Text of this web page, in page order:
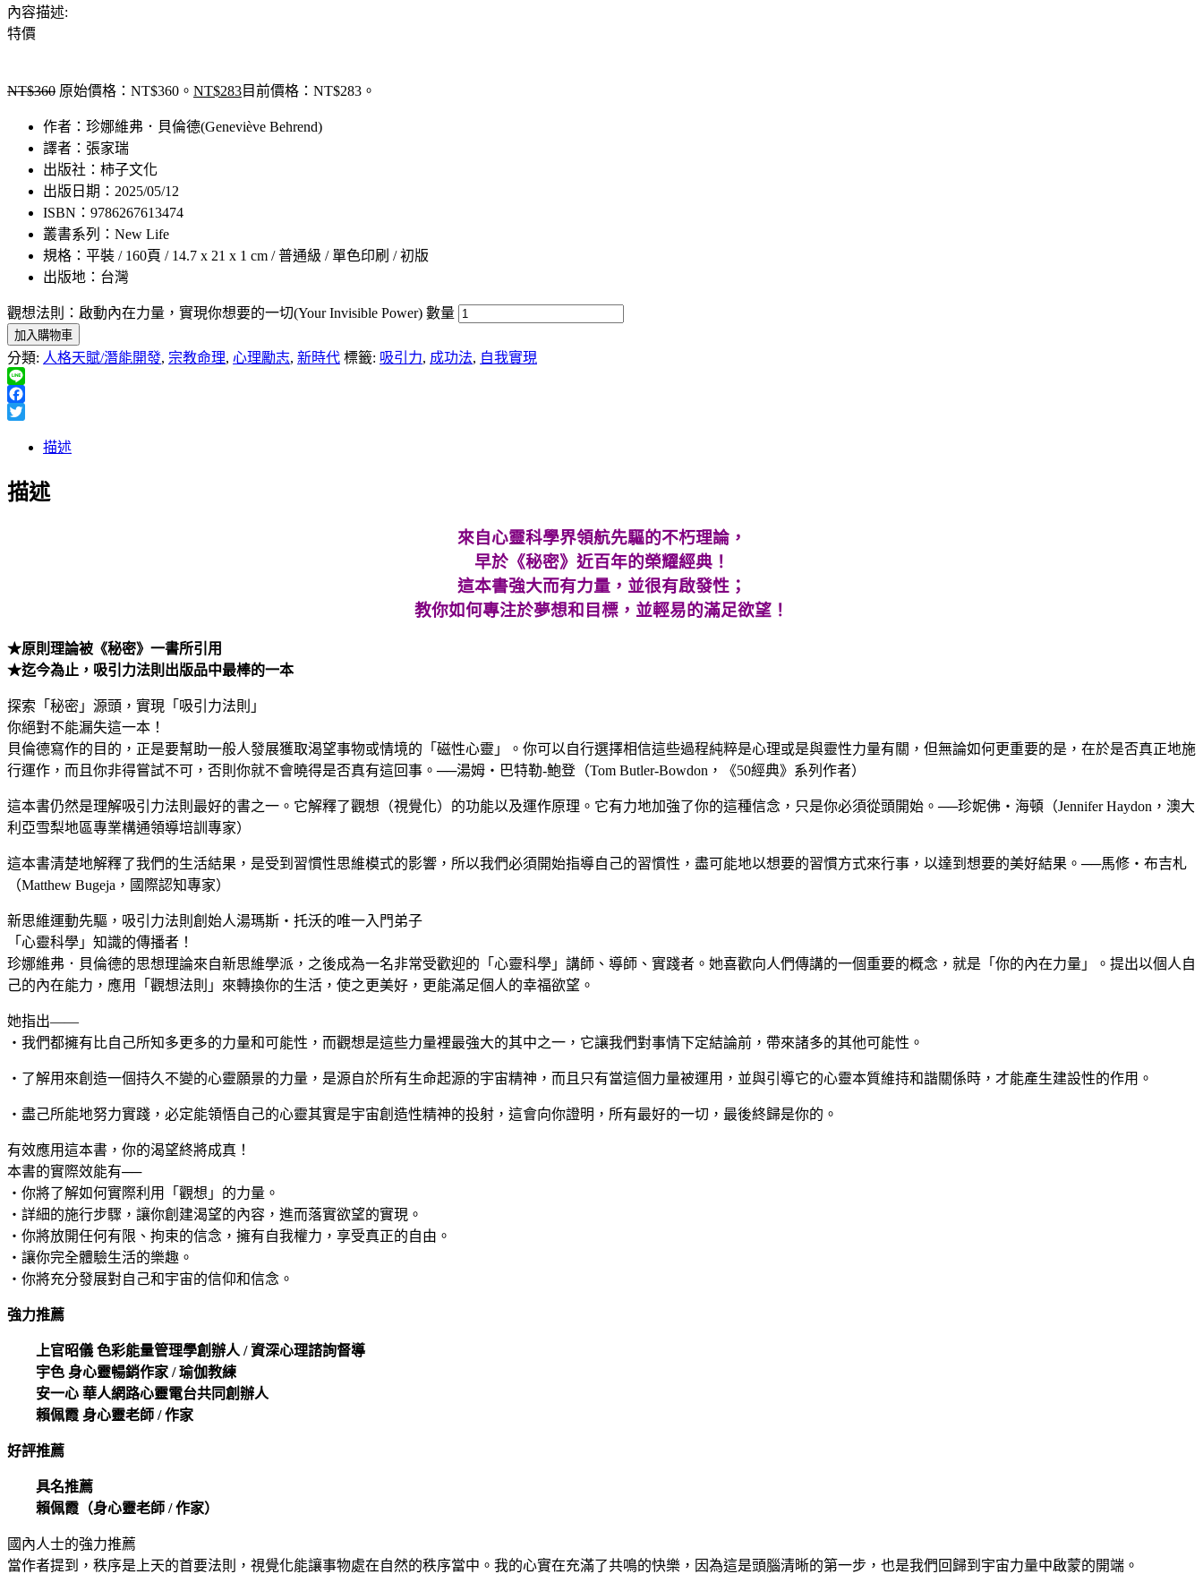
內容描述:
特價
NT$360 原始價格：NT$360。 NT$283目前價格：NT$283。
作者：珍娜維弗．貝倫德(Geneviève Behrend)
譯者：張家瑞
出版社：柿子文化
出版日期：2025/05/12
ISBN：9786267613474
叢書系列：New Life
規格：平裝 / 160頁 / 14.7 x 21 x 1 cm / 普通級 / 單色印刷 / 初版
出版地：台灣
觀想法則：啟動內在力量，實現你想要的一切(Your Invisible Power) 數量
加入購物車
分類: 人格天賦/潛能開發, 宗教命理, 心理勵志, 新時代 標籤: 吸引力, 成功法, 自我實現
Line
Facebook
描述
描述
來自心靈科學界領航先驅的不朽理論，
早於《秘密》近百年的榮耀經典！
這本書強大而有力量，並很有啟發性；
教你如何專注於夢想和目標，並輕易的滿足欲望！
★原則理論被《秘密》一書所引用
★迄今為止，吸引力法則出版品中最棒的一本
探索「秘密」源頭，實現「吸引力法則」
你絕對不能漏失這一本！
貝倫德寫作的目的，正是要幫助一般人發展獲取渴望事物或情境的「磁性心靈」。你可以自行選擇相信這些過程純粹是心理或是與靈性力量有關，但無論如何更重要的是，在於是否真正地施
行運作，而且你非得嘗試不可，否則你就不會曉得是否真有這回事。──湯姆‧巴特勒-鮑登（Tom Butler-Bowdon，《50經典》系列作者）
這本書仍然是理解吸引力法則最好的書之一。它解釋了觀想（視覺化）的功能以及運作原理。它有力地加強了你的這種信念，只是你必須從頭開始。──珍妮佛‧海頓（Jennifer Haydon，澳大
利亞雪梨地區專業構通領導培訓專家）
這本書清楚地解釋了我們的生活結果，是受到習慣性思維模式的影響，所以我們必須開始指導自己的習慣性，盡可能地以想要的習慣方式來行事，以達到想要的美好結果。──馬修‧布吉札
（Matthew Bugeja，國際認知專家）
新思維運動先驅，吸引力法則創始人湯瑪斯‧托沃的唯一入門弟子
「心靈科學」知識的傳播者！
珍娜維弗．貝倫德的思想理論來自新思維學派，之後成為一名非常受歡迎的「心靈科學」講師、導師、實踐者。她喜歡向人們傳講的一個重要的概念，就是「你的內在力量」。提出以個人自
己的內在能力，應用「觀想法則」來轉換你的生活，使之更美好，更能滿足個人的幸福欲望。
她指出——
‧我們都擁有比自己所知多更多的力量和可能性，而觀想是這些力量裡最強大的其中之一，它讓我們對事情下定結論前，帶來諸多的其他可能性。
‧了解用來創造一個持久不變的心靈願景的力量，是源自於所有生命起源的宇宙精神，而且只有當這個力量被運用，並與引導它的心靈本質維持和諧關係時，才能產生建設性的作用。
‧盡己所能地努力實踐，必定能領悟自己的心靈其實是宇宙創造性精神的投射，這會向你證明，所有最好的一切，最後終歸是你的。
有效應用這本書，你的渴望終將成真！
本書的實際效能有──
‧你將了解如何實際利用「觀想」的力量。
‧詳細的施行步驟，讓你創建渴望的內容，進而落實欲望的實現。
‧你將放開任何有限、拘束的信念，擁有自我權力，享受真正的自由。
‧讓你完全體驗生活的樂趣。
‧你將充分發展對自己和宇宙的信仰和信念。
強力推薦
上官昭儀 色彩能量管理學創辦人 / 資深心理諮詢督導
宇色 身心靈暢銷作家 / 瑜伽教練
安一心 華人網路心靈電台共同創辦人
賴佩霞 身心靈老師 / 作家
好評推薦
具名推薦
賴佩霞（身心靈老師 / 作家）
國內人士的強力推薦
當作者提到，秩序是上天的首要法則，視覺化能讓事物處在自然的秩序當中。我的心實在充滿了共鳴的快樂，因為這是頭腦清晰的第一步，也是我們回歸到宇宙力量中啟蒙的開端。